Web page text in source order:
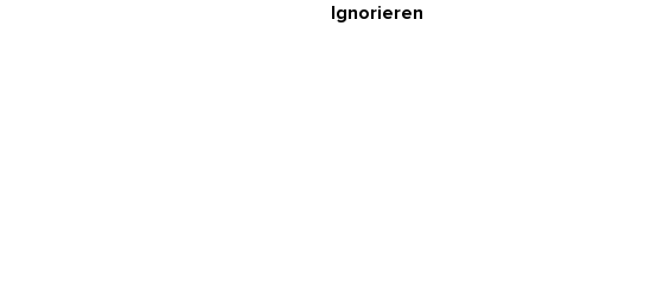
Ignorieren